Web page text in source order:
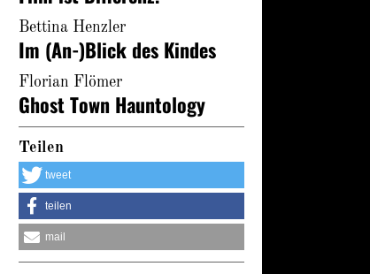
Bettina Henzler
Im (An-)Blick des Kindes
Florian Flömer
Ghost Town Hauntology
Teilen
tweet
teilen
mail